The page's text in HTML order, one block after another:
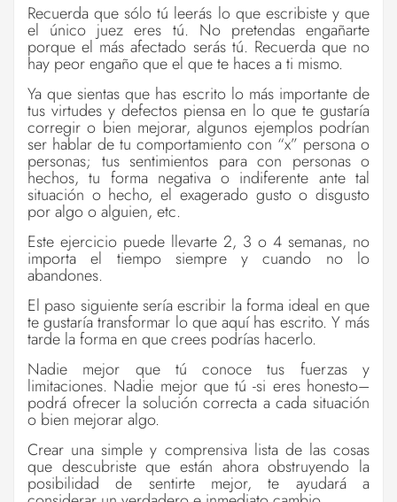
Recuerda que sólo tú leerás lo que escribiste y que
el único juez eres tú. No pretendas engañarte
porque el más afectado serás tú. Recuerda que no
hay peor engaño que el que te haces a ti mismo.
Ya que sientas que has escrito lo más importante de
tus virtudes y defectos piensa en lo que te gustaría
corregir o bien mejorar, algunos ejemplos podrían
ser hablar de tu comportamiento con “x” persona o
personas; tus sentimientos para con personas o
hechos, tu forma negativa o indiferente ante tal
situación o hecho, el exagerado gusto o disgusto
por algo o alguien, etc.
Este ejercicio puede llevarte 2, 3 o 4 semanas, no
importa el tiempo siempre y cuando no lo
abandones.
El paso siguiente sería escribir la forma ideal en que
te gustaría transformar lo que aquí has escrito. Y más
tarde la forma en que crees podrías hacerlo.
Nadie mejor que tú conoce tus fuerzas y
limitaciones. Nadie mejor que tú -si eres honesto–
podrá ofrecer la solución correcta a cada situación
o bien mejorar algo.
Crear una simple y comprensiva lista de las cosas
que descubriste que están ahora obstruyendo la
posibilidad de sentirte mejor, te ayudará a